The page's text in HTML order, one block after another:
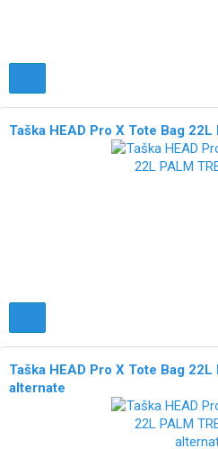
Taška HEAD Pro X Tote Bag 22L
Taška HEAD Pro X Tote Bag 22L
alternate